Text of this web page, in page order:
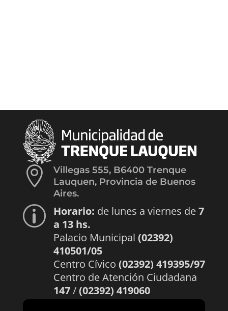

Villegas 555, B6400 Trenque
Lauquen, Provincia de Buenos
Aires.
p Horario: de lunes a viernes de7
a 13 hs.
Palacio Municipal (02392)
410501/05
Centro Cívico (02392) 419395/97
Centro de Atención Ciudadana
147/(02392) 419060